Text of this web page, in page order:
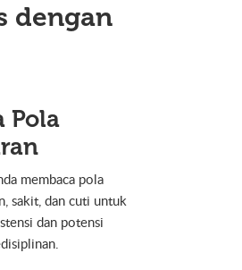
dengan
Pola
membaca pola
sakit, dan cuti untuk
dan potensi